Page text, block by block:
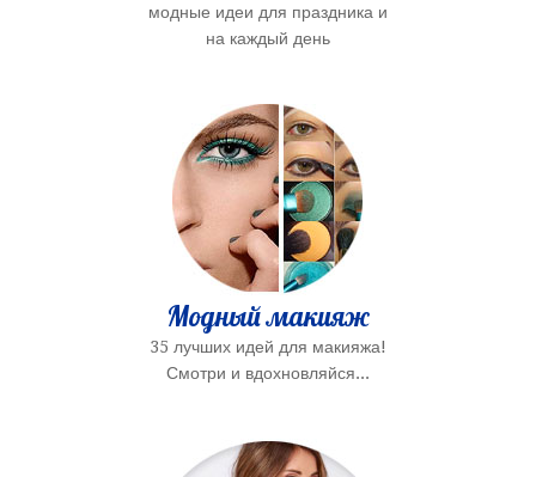
модные идеи для праздника и
на каждый день
Модный макияж
35 лучших идей для макияжа!
Смотри и вдохновляйся...